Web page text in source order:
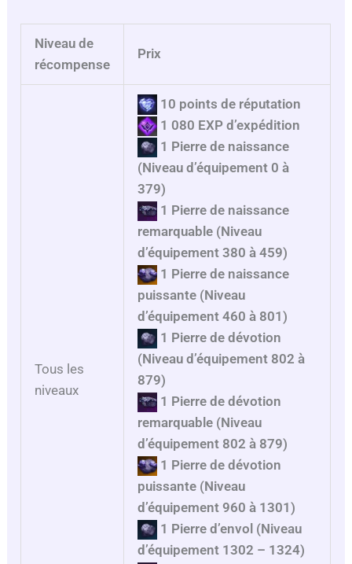
Niveau de
récompense
Prix
Tous les
niveaux
10 points de réputation
1 080 EXP d’expédition
1 Pierre de naissance
(Niveau d’équipement 0 à
379)
1 Pierre de naissance
remarquable (Niveau
d’équipement 380 à 459)
1 Pierre de naissance
puissante (Niveau
d’équipement 460 à 801)
1 Pierre de dévotion
(Niveau d’équipement 802 à
879)
1 Pierre de dévotion
remarquable (Niveau
d’équipement 802 à 879)
1 Pierre de dévotion
puissante (Niveau
d’équipement 960 à 1301)
1 Pierre d’envol (Niveau
d’équipement 1302 – 1324)